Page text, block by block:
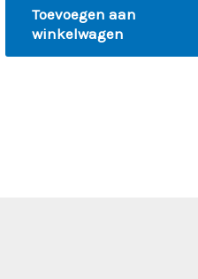
Toevoegen aan
winkelwagen